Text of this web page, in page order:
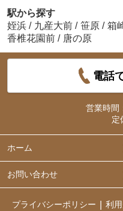
駅から探す
姪浜 / 九産大前 / 笹原 / 箱
香椎花園前 / 唐の原
電話
営業時間
定
ホーム
お問い合わせ
プライバシーポリシー 利